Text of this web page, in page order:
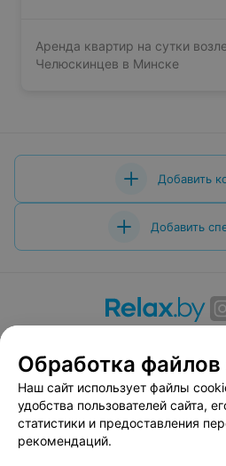
Аренда квартир на сутки
Челюскинцев в Минске
Добавить
Добавить
Вакансии
Публичный
Публичный договор по
«Афиша»
Пользовательское
Обработка
Наш сайт использует файлы
удобства пользователей сайта,
статистики и предоставления
рекомендаций.